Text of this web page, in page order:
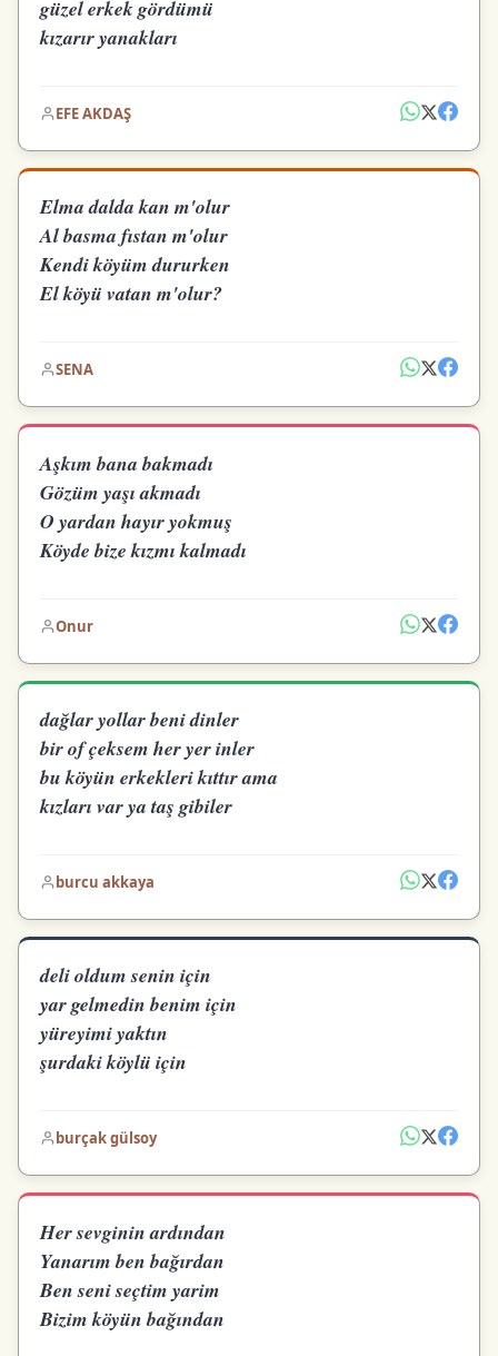
güzel erkek gördümü
kızarır yanakları
EFE AKDAŞ
Elma dalda kan m'olur
Al basma fıstan m'olur
Kendi köyüm dururken
El köyü vatan m'olur?
SENA
Aşkım bana bakmadı
Gözüm yaşı akmadı
O yardan hayır yokmuş
Köyde bize kızmı kalmadı
Onur
dağlar yollar beni dinler
bir of çeksem her yer inler
bu köyün erkekleri kıttır ama
kızları var ya taş gibiler
burcu akkaya
deli oldum senin için
yar gelmedin benim için
yüreyimi yaktın
şurdaki köylü için
burçak gülsoy
Her sevginin ardından
Yanarım ben bağırdan
Ben seni seçtim yarim
Bizim köyün bağından